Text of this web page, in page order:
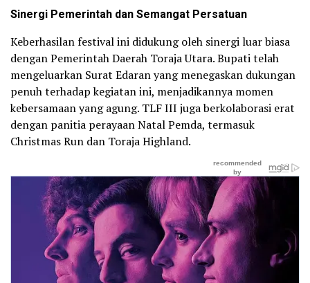
Sinergi Pemerintah dan Semangat Persatuan
Keberhasilan festival ini didukung oleh sinergi luar biasa
dengan Pemerintah Daerah Toraja Utara. Bupati telah
mengeluarkan Surat Edaran yang menegaskan dukungan
penuh terhadap kegiatan ini, menjadikannya momen
kebersamaan yang agung. TLF III juga berkolaborasi erat
dengan panitia perayaan Natal Pemda, termasuk
Christmas Run dan Toraja Highland.